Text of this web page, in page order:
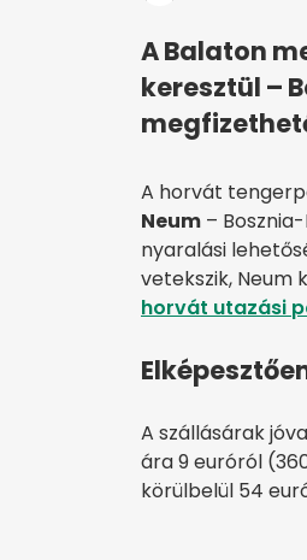
A Balaton
keresztül –
A horvát
Neum –
nyaralási
vetekszik, Neum
horvát utazási
A szállásárak
ára 9 euróról
körülbelül 54